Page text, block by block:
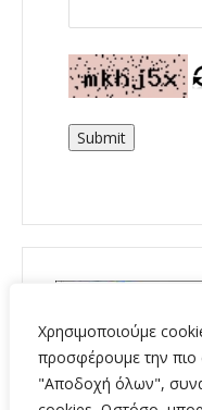
Χρησιμοποιούμε
προσφέρουμε την πιο
"Αποδοχή όλων",
Submit